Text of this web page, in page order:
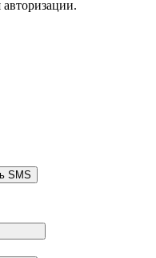
SMS